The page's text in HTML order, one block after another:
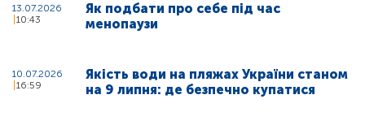
13.07.2026
10:43
Як подбати про себе під час
менопаузи
10.07.2026
16:59
Якість води на пляжах України станом
на 9 липня: де безпечно купатися